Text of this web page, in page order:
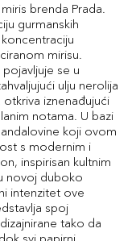
brenda Prada.
gurmanskih
mirisu.
se u
ulju nerolija
iznenađujući
notama. U bazi
koji ovom
s modernim i
inspirisan kultnim
novoj duboko
intenzitet ove
spoj
tako da